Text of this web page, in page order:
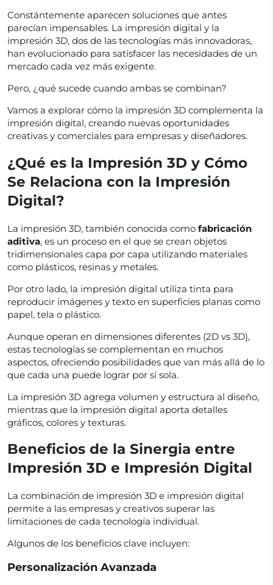
Constántemente aparecen soluciones que antes
parecían impensables. La impresión digital y la
impresión 3D, dos de las tecnologías más innovadoras,
han evolucionado para satisfacer las necesidades de un
mercado cada vez más exigente.
Pero, ¿qué sucede cuando ambas se combinan?
Vamos a explorar cómo la impresión 3D complementa la
impresión digital, creando nuevas oportunidades
creativas y comerciales para empresas y diseñadores.
¿Qué es la Impresión 3D y Cómo
Se Relaciona con la Impresión
Digital?
La impresión 3D, también conocida como fabricación
aditiva, es un proceso en el que se crean objetos
tridimensionales capa por capa utilizando materiales
como plásticos, resinas y metales.
Por otro lado, la impresión digital utiliza tinta para
reproducir imágenes y texto en superficies planas como
papel, tela o plástico.
Aunque operan en dimensiones diferentes (2D vs 3D),
estas tecnologías se complementan en muchos
aspectos, ofreciendo posibilidades que van más allá de lo
que cada una puede lograr por sí sola.
La impresión 3D agrega volumen y estructura al diseño,
mientras que la impresión digital aporta detalles
gráficos, colores y texturas.
Beneficios de la Sinergia entre
Impresión 3D e Impresión Digital
La combinación de impresión 3D e impresión digital
permite a las empresas y creativos superar las
limitaciones de cada tecnología individual.
Algunos de los beneficios clave incluyen:
Personalización Avanzada